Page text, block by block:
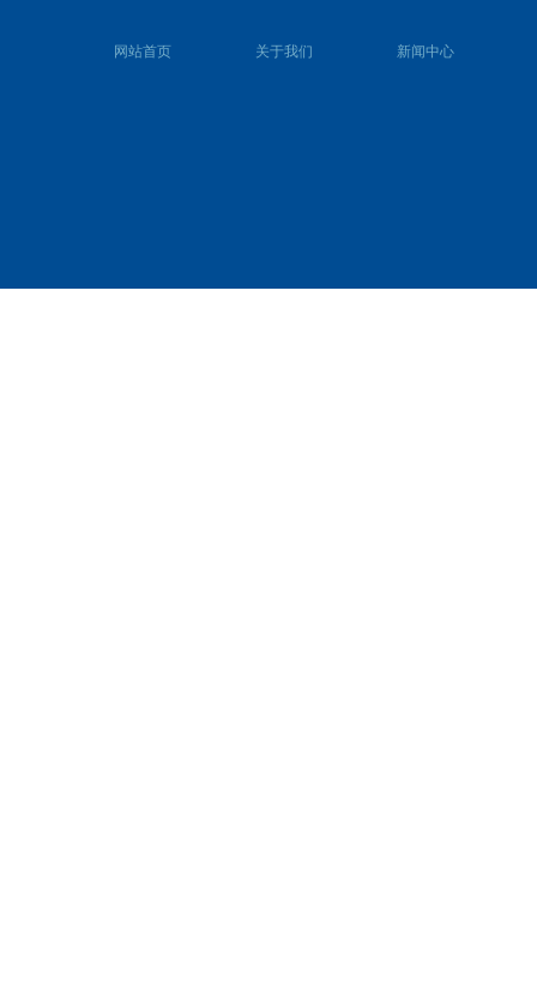
网站首页 关于我们 新闻中心